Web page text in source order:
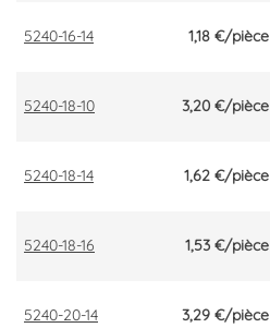
5240-16-14 1,18 €/pièce
5240-18-10 3,20 €/pièce
5240-18-14 1,62 €/pièce
5240-18-16 1,53 €/pièce
5240-20-14 3,29 €/pièce